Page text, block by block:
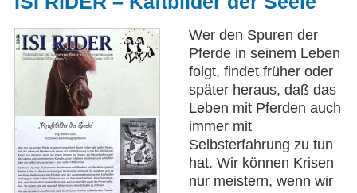
Wer den Spuren der
Pferde in seinem Leben
folgt, findet früher oder
später heraus, daß das
Leben mit Pferden auch
immer mit
Selbsterfahrung zu tun
hat. Wir können Krisen
nur meistern, wenn wir